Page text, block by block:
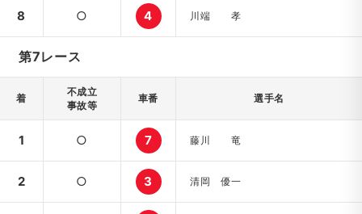
8 ○ 4 川端 孝
第7レース
着
不成立
事故等
車番 選手名
1 ○ 7 藤川 竜
2 ○ 3 清岡 優一